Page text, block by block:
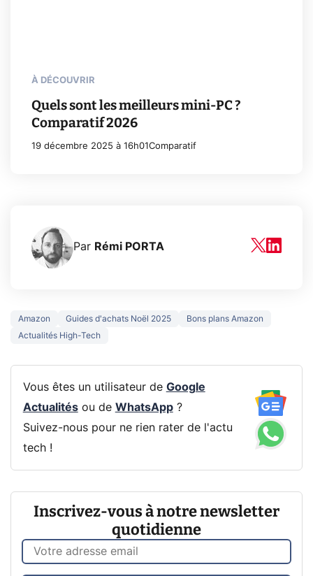
À DÉCOUVRIR
Quels sont les meilleurs mini-PC ?
Comparatif 2026
19 décembre 2025 à 16h01Comparatif
Par Rémi PORTA
Amazon Guides d'achats Noël 2025
Bons plans Amazon
Actualités High-Tech
Vous êtes un utilisateur de Google
Actualitésou de WhatsApp?
Suivez-nous pour ne rien rater de l'actu
tech !
Inscrivez-vous à notre newsletter
quotidienne